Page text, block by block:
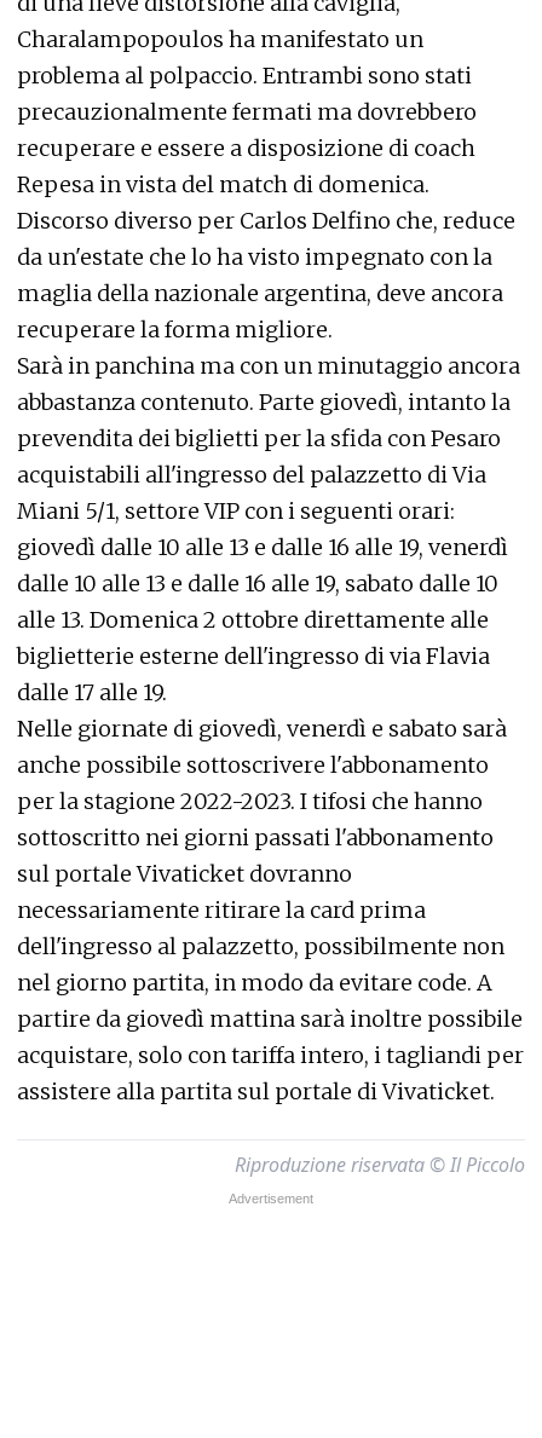
Charalampopoulos ha manifestato un
problema al polpaccio. Entrambi sono stati
precauzionalmente fermati ma dovrebbero
recuperare e essere a disposizione di coach
Repesa in vista del match di domenica.
Discorso diverso per Carlos Delfino che, reduce
da un'estate che lo ha visto impegnato con la
maglia della nazionale argentina, deve ancora
recuperare la forma migliore.
Sarà in panchina ma con un minutaggio ancora
abbastanza contenuto. Parte giovedì, intanto la
prevendita dei biglietti per la sfida con Pesaro
acquistabili all'ingresso del palazzetto di Via
Miani 5/1, settore VIP con i seguenti orari:
giovedì dalle 10 alle 13 e dalle 16 alle 19, venerdì
dalle 10 alle 13 e dalle 16 alle 19, sabato dalle 10
alle 13. Domenica 2 ottobre direttamente alle
biglietterie esterne dell'ingresso di via Flavia
dalle 17 alle 19.
Nelle giornate di giovedì, venerdì e sabato sarà
anche possibile sottoscrivere l'abbonamento
per la stagione 2022-2023. I tifosi che hanno
sottoscritto nei giorni passati l'abbonamento
sul portale Vivaticket dovranno
necessariamente ritirare la card prima
dell'ingresso al palazzetto, possibilmente non
nel giorno partita, in modo da evitare code. A
partire da giovedì mattina sarà inoltre possibile
acquistare, solo con tariffa intero, i tagliandi per
assistere alla partita sul portale di Vivaticket.
Riproduzione riservata © Il Piccolo